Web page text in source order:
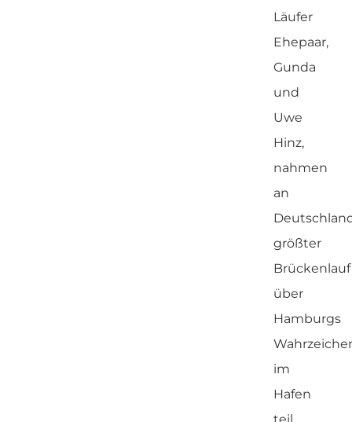
Läufer
Ehepaar,
Gunda
und
Uwe
Hinz,
nahmen
an
größter
Brückenlauf
über
Hamburgs
im
Hafen
teil.